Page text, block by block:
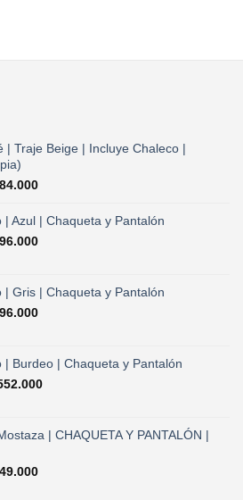
| Traje Beige | Incluye Chaleco |
El
actual
es:
| Azul | Chaqueta y Pantalón
El
es:
| Gris | Chaqueta y Pantalón
El
es:
| Burdeo | Chaqueta y Pantalón
Rango
desde
| CHAQUETA Y PANTALÓN |
El